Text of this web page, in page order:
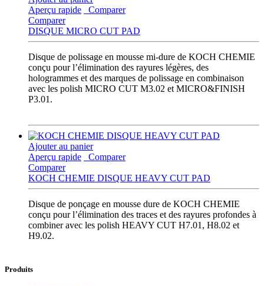
Aperçu rapide
Comparer
Comparer
DISQUE MICRO CUT PAD
Disque de polissage en mousse mi-dure de KOCH CHEMIE
conçu pour l’élimination des rayures légères, des
hologrammes et des marques de polissage en combinaison
avec les polish MICRO CUT M3.02 et MICRO&FINISH
P3.01.
Ajouter au panier
Aperçu rapide
Comparer
Comparer
KOCH CHEMIE DISQUE HEAVY CUT PAD
Disque de ponçage en mousse dure de KOCH CHEMIE
conçu pour l’élimination des traces et des rayures profondes à
combiner avec les polish HEAVY CUT H7.01, H8.02 et
H9.02.
Produits